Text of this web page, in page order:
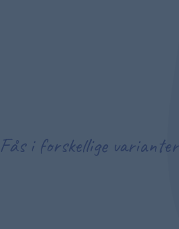
Fås i forskellige varianter